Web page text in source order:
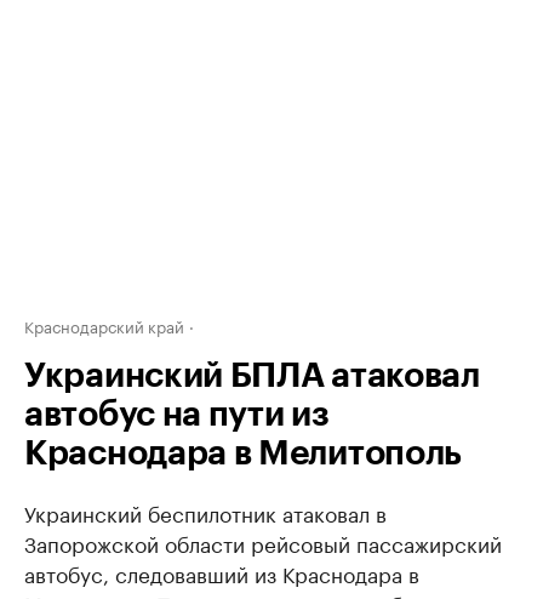
Краснодарский край
Украинский БПЛА атаковал
автобус на пути из
Краснодара в Мелитополь
Украинский беспилотник атаковал в
Запорожской области рейсовый пассажирский
автобус, следовавший из Краснодара в